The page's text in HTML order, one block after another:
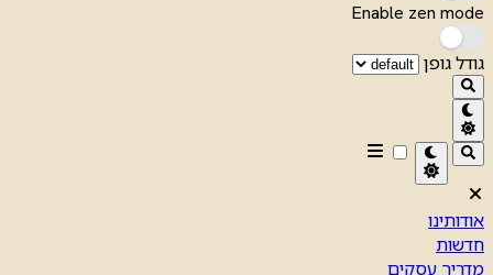
Enable zen mode
גודל גופן
אודותינו
חדשות
מדריך עסקים